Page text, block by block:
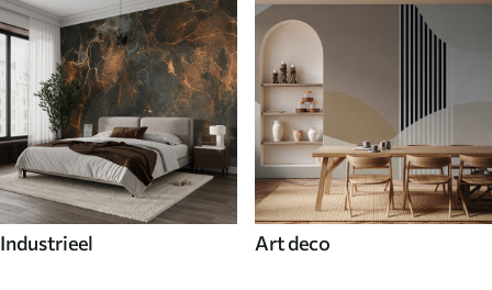
Industrieel Art deco